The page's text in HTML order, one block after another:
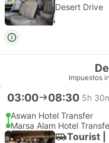
Desert Drive
Impuestos
03:00 08:30 5h
Aswan Hotel Transfer
Marsa Alam Hotel
Tourist |